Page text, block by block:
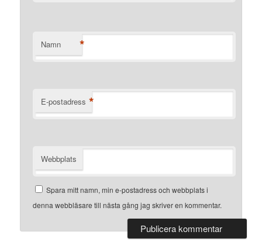
Namn *
E-postadress *
Webbplats
Spara mitt namn, min e-postadress och webbplats i
denna webbläsare till nästa gång jag skriver en kommentar.